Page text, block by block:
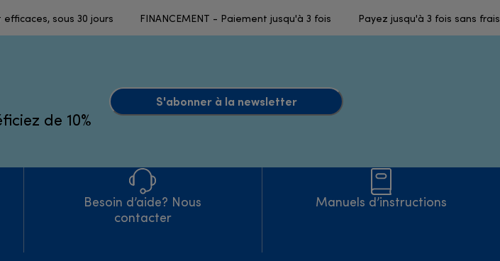
efficaces, sous 30 jours FINANCEMENT - Paiement jusqu'à 3 fois Payez jusqu'à 3 fois sans frais
de 10%
S'abonner à la newsletter
Besoin d’aide? Nous
contacter
Manuels d’instructions